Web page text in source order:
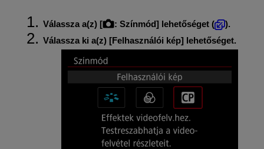
Válassza a(z) [ : Színmód] lehetőséget (
).
Válassza ki a(z) [Felhasználói kép] lehetőséget.